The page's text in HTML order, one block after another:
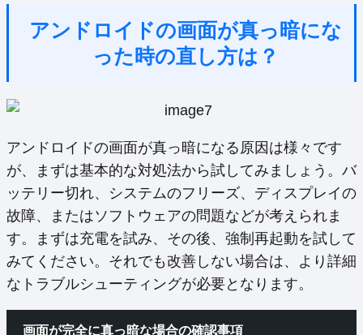
アンドロイドの画面が真っ暗にな
った時の直し方は？
アンドロイドの画面が真っ暗になる原因は様々です
が、まずは基本的な対処法から試してみましょう。バ
ッテリー切れ、システムのフリーズ、ディスプレイの
故障、またはソフトウェアの問題などが考えられま
す。まずは充電を試み、その後、強制再起動を試して
みてください。それでも改善しない場合は、より詳細
なトラブルシューティングが必要となります。
画面が完全に真っ暗な場合の確認事項